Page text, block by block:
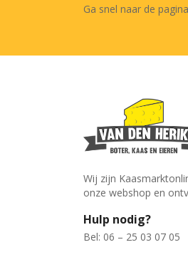
Ga snel naar de
Wij zijn
onze webshop en
Hulp nodig?
Bel: 06 – 25 03 07 05